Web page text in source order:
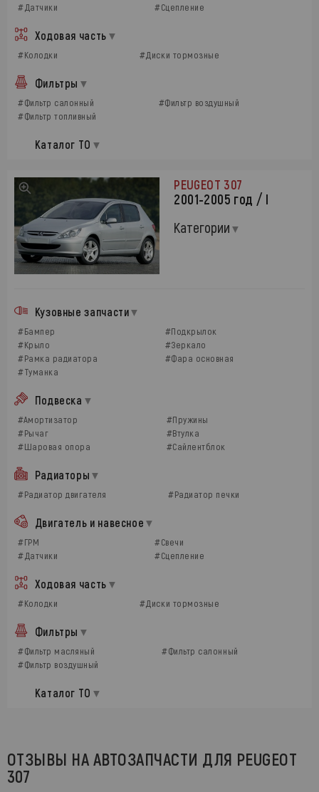
#Датчики
#Сцепление
Ходовая часть
#Колодки #Диски тормозные
Фильтры
#Фильтр салонный
#Фильтр воздушный
#Фильтр топливный
Каталог ТО
PEUGEOT 307
2001-2005 год / I
Категории
Кузовные запчасти
#Бампер
#Подкрылок
#Крыло
#Зеркало
#Рамка радиатора
#Фара основная
#Туманка
Подвеска
#Амортизатор
#Пружины
#Рычаг
#Втулка
#Шаровая опора
#Сайлентблок
Радиаторы
#Радиатор двигателя #Радиатор печки
Двигатель и навесное
#ГРМ
#Свечи
#Датчики
#Сцепление
Ходовая часть
#Колодки #Диски тормозные
Фильтры
#Фильтр масляный
#Фильтр салонный
#Фильтр воздушный
Каталог ТО
ОТЗЫВЫ НА АВТОЗАПЧАСТИ ДЛЯ PEUGEOT
307